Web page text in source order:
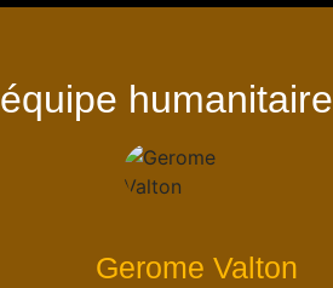
équipe humanitaire
Gerome Valton